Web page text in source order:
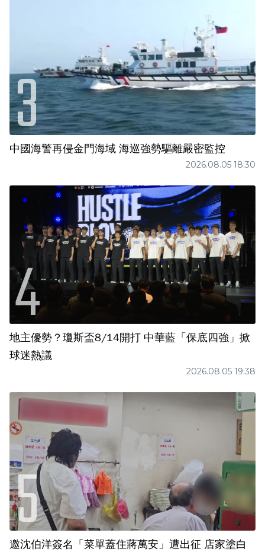
中國海警再侵金門海域 海巡強勢驅離嚴密監控
2026.08.05 18:30
地主優勢？瓊斯盃8/14開打 中華藍「保底四強」掀
球迷熱議
2026.08.05 19:38
邀沈伯洋簽名「菜單蓋住蔣萬安」遭出征 店家塗白